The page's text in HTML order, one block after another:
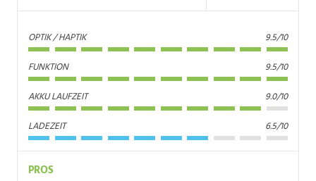
OPTIK / HAPTIK
9.5/10
FUNKTION
9.5/10
AKKU LAUFZEIT
9.0/10
LADEZEIT
6.5/10
PROS